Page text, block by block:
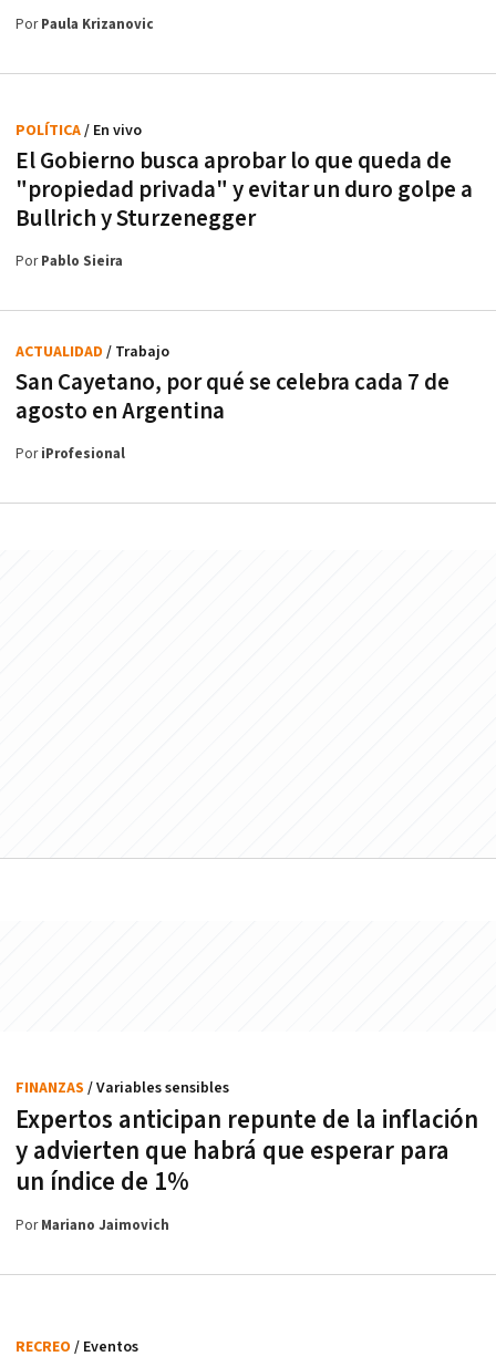
PorPaula Krizanovic
El Gobierno busca aprobar lo que queda de
"propiedad privada" y evitar un duro golpe a
Bullrich y Sturzenegger
POLÍTICA/ En vivo
PorPablo Sieira
San Cayetano, por qué se celebra cada 7 de
agosto en Argentina
ACTUALIDAD / Trabajo
PoriProfesional
Expertos anticipan repunte de la inflación
y advierten que habrá que esperar para
un índice de 1%
FINANZAS / Variables sensibles
PorMariano Jaimovich
RECREO / Eventos